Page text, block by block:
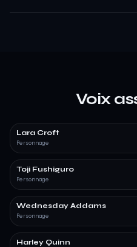
Voix
Lara Croft
Personnage
Toji Fushiguro
Personnage
Wednesday Addams
Personnage
Harley Quinn